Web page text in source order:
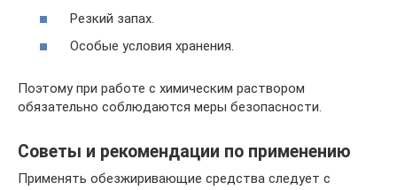
Резкий запах.
Особые условия хранения.
Поэтому при работе с химическим раствором
обязательно соблюдаются меры безопасности.
Советы и рекомендации по применению
Применять обезжиривающие средства следует с